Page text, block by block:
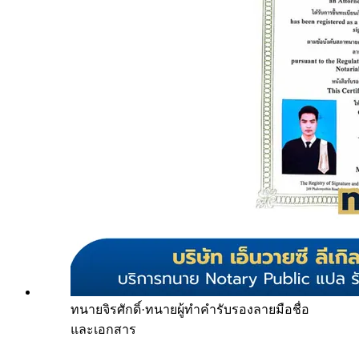
ทนายจิรศักดิ์·ทนายผู้ทำคำรับรองลายมือชื่อ
และเอกสาร